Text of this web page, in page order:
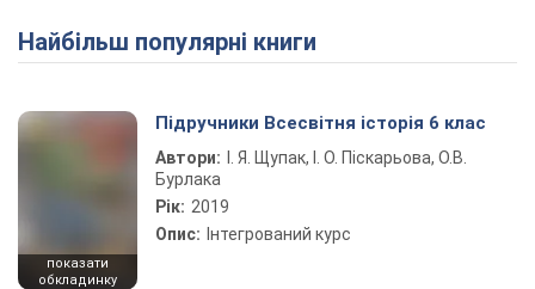
Play Video
Найбільш популярні книги
показати
обкладинку
Підручники Всесвітня історія 6 клас
Автори:
І. Я. Щупак, І. О. Піскарьова, О.В.
Бурлака
Рік: 2019
Опис: Інтегрований курс